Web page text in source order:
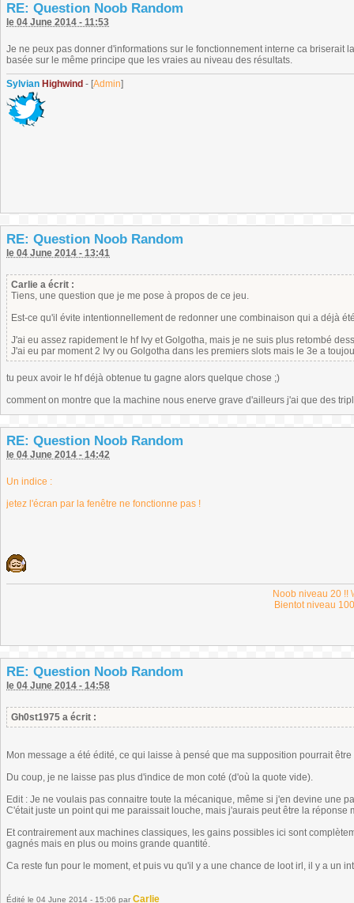
RE: Question Noob Random
le 04 June 2014 - 11:53
Je ne peux pas donner d'informations sur le fonctionnement interne ca briserait
basée sur le même principe que les vraies au niveau des résultats.
Sylvian Highwind - [Admin]
RE: Question Noob Random
le 04 June 2014 - 13:41
Carlie a écrit :
Tiens, une question que je me pose à propos de ce jeu.
Est-ce qu'il évite intentionnellement de redonner une combinaison qui a déjà
J'ai eu assez rapidement le hf Ivy et Golgotha, mais je ne suis plus retombé
J'ai eu par moment 2 Ivy ou Golgotha dans les premiers slots mais le 3e a
tu peux avoir le hf déjà obtenue tu gagne alors quelque chose ;)
comment on montre que la machine nous enerve grave d'ailleurs j'ai que des
RE: Question Noob Random
le 04 June 2014 - 14:42
Un indice :
jetez l'écran par la fenêtre ne fonctionne pas !
Noob niveau 20 !!
Bientot niveau
RE: Question Noob Random
le 04 June 2014 - 14:58
Gh0st1975 a écrit :
Mon message a été édité, ce qui laisse à pensé que ma supposition pourrait
Du coup, je ne laisse pas plus d'indice de mon coté (d'où la quote vide).
Edit : Je ne voulais pas connaitre toute la mécanique, même si j'en devine une
C'était juste un point qui me paraissait louche, mais j'aurais peut être la réponse
Et contrairement aux machines classiques, les gains possibles ici sont
gagnés mais en plus ou moins grande quantité.
Ca reste fun pour le moment, et puis vu qu'il y a une chance de loot irl, il y a un
Édité le 04 June 2014 - 15:06 par Carlie